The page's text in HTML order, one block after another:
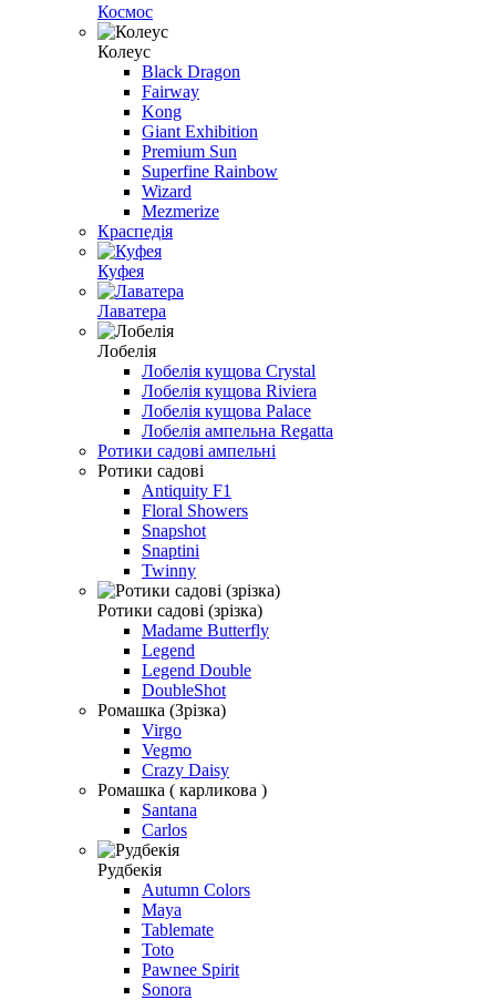
Космос
Колеус
Black Dragon
Fairway
Kong
Giant Exhibition
Premium Sun
Superfine Rainbow
Wizard
Mezmerize
Краспедія
Куфея
Лаватера
Лобелiя
Лобелія кущова Crystal
Лобелія кущова Riviera
Лобелія кущова Palace
Лобелія ампельна Regatta
Ротики садовi ампельнi
Ротики садові
Antiquity F1
Floral Showers
Snapshot
Snaptini
Twinny
Ротики садові (зрізка)
Madame Butterfly
Legend
Legend Double
DoubleShot
Ромашка (Зрізка)
Virgo
Vegmo
Crazy Daisy
Ромашка ( карликова )
Santana
Carlos
Рудбекія
Autumn Colors
Maya
Tablemate
Toto
Pawnee Spirit
Sonora